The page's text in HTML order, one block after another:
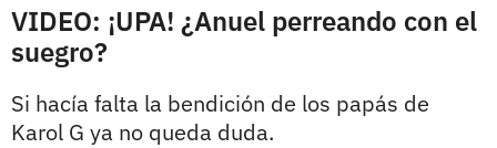
VIDEO: ¡UPA! ¿Anuel perreando con el
suegro?
Si hacía falta la bendición de los papás de
Karol G ya no queda duda.